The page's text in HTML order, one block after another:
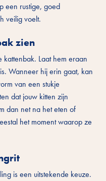
een rustige, goed
veilig voelt.
zien
Laat hem eraan
Wanneer hij erin gaat, kan
van een stukje
dat jouw kitten zijn
dan net na het eten of
het moment waarop ze
is een uitstekende keuze.